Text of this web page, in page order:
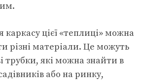
цієї «теплиці» можна
різні матеріали. Це можуть
трубки, які можна знайти в
або на ринку,